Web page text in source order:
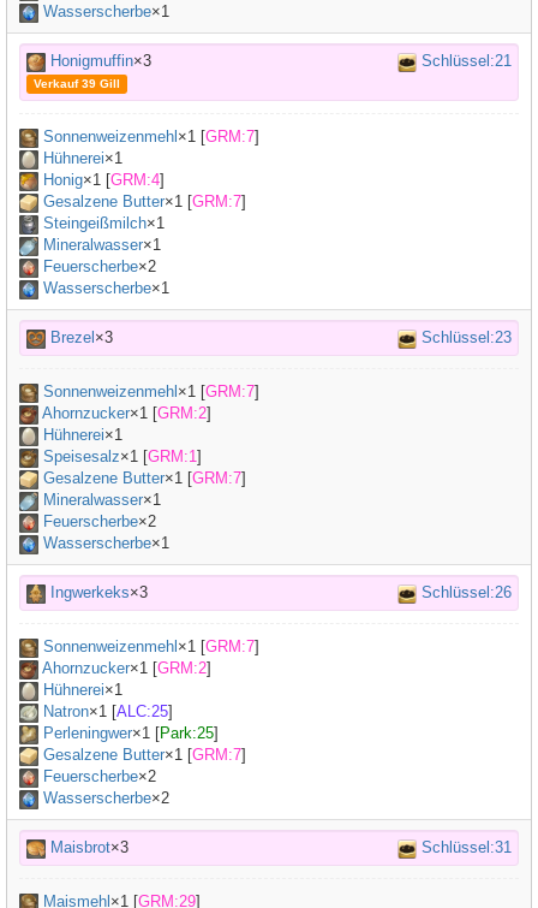
Wasserscherbe×1
Honigmuffin×3 Schlüssel:21
Verkauf 39 Gill
Sonnenweizenmehl ×1 [GRM:7]
Hühnerei×1
Honig×1 [GRM:4]
Gesalzene Butter×1 [GRM:7]
Steingeißmilch×1
Mineralwasser×1
Feuerscherbe×2
Wasserscherbe×1
Brezel ×3 Schlüssel:23
Sonnenweizenmehl ×1 [GRM:7]
Ahornzucker×1 [GRM:2]
Hühnerei×1
Speisesalz×1 [GRM:1]
Gesalzene Butter×1 [GRM:7]
Mineralwasser×1
Feuerscherbe×2
Wasserscherbe×1
Ingwerkeks×3 Schlüssel:26
Sonnenweizenmehl ×1 [GRM:7]
Ahornzucker×1 [GRM:2]
Hühnerei×1
Natron×1 [ALC:25]
Perleningwer×1 [Park:25]
Gesalzene Butter×1 [GRM:7]
Feuerscherbe×2
Wasserscherbe×2
Maisbrot×3 Schlüssel:31
Maismehl ×1 [GRM:29]